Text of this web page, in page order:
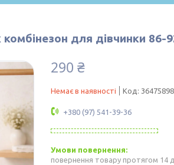
для дівчинки 86-
290 ₴
Немає в наявності Код:
+380 (97) 541-39-36
повернення товару протягом 14